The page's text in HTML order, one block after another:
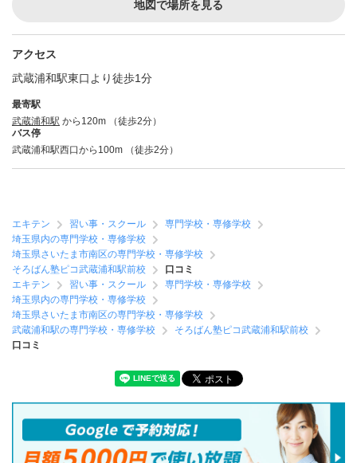
地図で場所を見る
アクセス
武蔵浦和駅東口より徒歩1分
最寄駅
武蔵浦和駅 から120m （徒歩2分）
バス停
武蔵浦和駅西口から100m （徒歩2分）
エキテン 習い事・スクール
専門学校・専修学校
埼玉県内の専門学校・専修学校
埼玉県さいたま市南区の専門学校・専修学校
そろばん塾ピコ武蔵浦和駅前校
口コミ
エキテン
習い事・スクール
専門学校・専修学校
埼玉県内の専門学校・専修学校
埼玉県さいたま市南区の専門学校・専修学校
武蔵浦和駅の専門学校・専修学校
そろばん塾ピコ武蔵浦和駅前校
口コミ